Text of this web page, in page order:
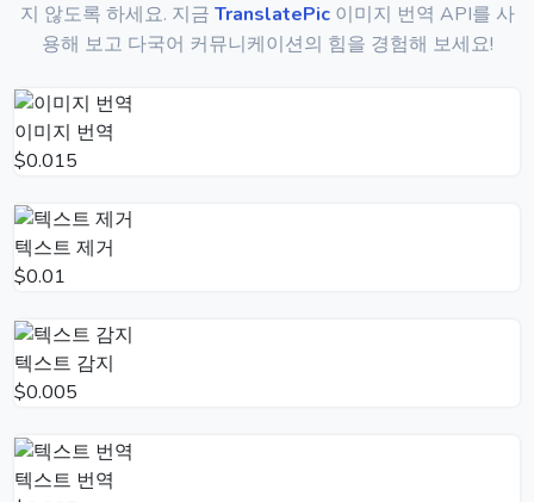
지 않도록 하세요. 지금 TranslatePic이미지 번역 API를 사
용해 보고 다국어 커뮤니케이션의 힘을 경험해 보세요!
이미지 번역
$0.015
텍스트 제거
$0.01
텍스트 감지
$0.005
텍스트 번역